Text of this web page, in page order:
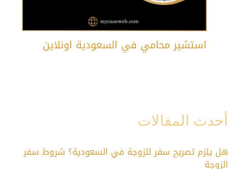
استشير محامي في السعودية اونلاين
أحدث المقالات
هل يلزم تصريح سفر للزوجة في السعودية؟ شروط سفر
الزوجة